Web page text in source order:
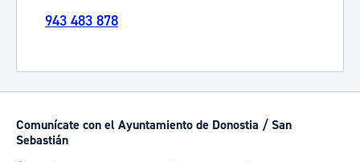
943 483 878
Comunícate con el Ayuntamiento de Donostia / San
Sebastián